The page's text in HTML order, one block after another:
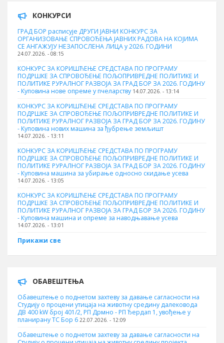
КОНКУРСИ
ГРАД БОР расписује ДРУГИ ЈАВНИ КОНКУРС ЗА
ОРГАНИЗОВАЊЕ СПРОВОЂЕЊА ЈАВНИХ РАДОВА НА КОЈИМА
СЕ АНГАЖУЈУ НЕЗАПОСЛЕНА ЛИЦА у 2026. ГОДИНИ
24.07.2026. - 08:15
КОНКУРС ЗА КОРИШЋЕЊЕ СРЕДСТАВА ПО ПРОГРАМУ
ПОДРШКЕ ЗА СПРОВОЂЕЊЕ ПОЉОПРИВРЕДНЕ ПОЛИТИКЕ И
ПОЛИТИКЕ РУРАЛНОГ РАЗВОЈА ЗА ГРАД БОР ЗА 2026. ГОДИНУ
- Куповина нове опреме у пчеларству 14.07.2026. - 13:14
КОНКУРС ЗА КОРИШЋЕЊЕ СРЕДСТАВА ПО ПРОГРАМУ
ПОДРШКЕ ЗА СПРОВОЂЕЊЕ ПОЉОПРИВРЕДНЕ ПОЛИТИКЕ И
ПОЛИТИКЕ РУРАЛНОГ РАЗВОЈА ЗА ГРАД БОР ЗА 2026. ГОДИНУ
- Куповина нових машина за ђубрење земљишт
14.07.2026. - 13:11
КОНКУРС ЗА КОРИШЋЕЊЕ СРЕДСТАВА ПО ПРОГРАМУ
ПОДРШКЕ ЗА СПРОВОЂЕЊЕ ПОЉОПРИВРЕДНЕ ПОЛИТИКЕ И
ПОЛИТИКЕ РУРАЛНОГ РАЗВОЈА ЗА ГРАД БОР ЗА 2026. ГОДИНУ
- Куповинa машина за убирање односно скидање усева
14.07.2026. - 13:05
КОНКУРС ЗА КОРИШЋЕЊЕ СРЕДСТАВА ПО ПРОГРАМУ
ПОДРШКЕ ЗА СПРОВОЂЕЊЕ ПОЉОПРИВРЕДНЕ ПОЛИТИКЕ И
ПОЛИТИКЕ РУРАЛНОГ РАЗВОЈА ЗА ГРАД БОР ЗА 2026. ГОДИНУ
- Куповина машина и опреме за наводњавање усева
14.07.2026. - 13:01
Прикажи све
ОБАВЕШТЕЊА
Обавештење о поднетом захтеву за давање сагласности на
Студију о процени утицаја на животну средину далековода
ДВ 400 kW број 401/2, РП Дрмно - РП Ђердап 1, увођење у
планирану ТС Бор 6 22.07.2026. - 12:09
Обавештење о поднетом захтеву за давање сагласности на